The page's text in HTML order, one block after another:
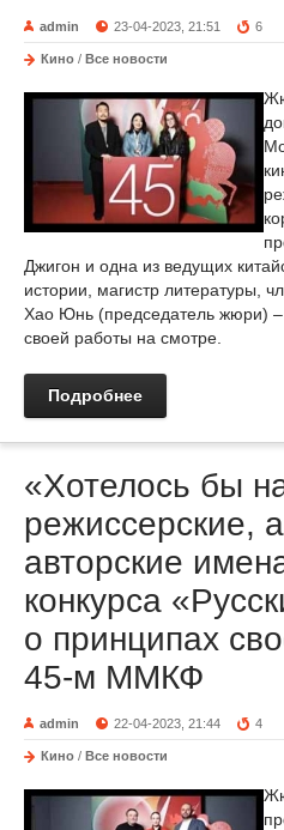
admin 23-04-2023, 21:51 6
Кино / Все новости
Джигон и одна из ведущих
истории, магистр литературы,
Хао Юнь (председатель жюри) –
своей работы на смотре.
Подробнее
«Хотелось бы
режиссерские,
авторские
конкурса
о принципах
45-м ММКФ
admin 22-04-2023, 21:44 4
Кино / Все новости